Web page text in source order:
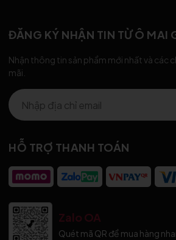
ĐĂNG KÝ NHẬN TIN TỪ Ô MAI
Nhận thông tin sản phẩm mới nhất và các
mãi.
HỖ TRỢ THANH TOÁN
Zalo OA
Quét mã QR để mua hàng